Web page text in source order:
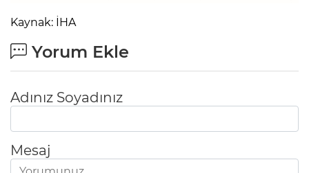
Kaynak: İHA
Yorum Ekle
Adınız Soyadınız
Mesaj